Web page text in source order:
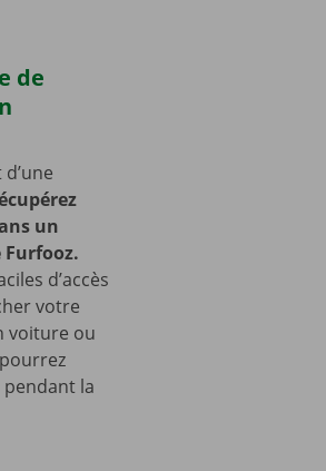
de
un
Furfooz.
d’accès
votre
voiture ou
la